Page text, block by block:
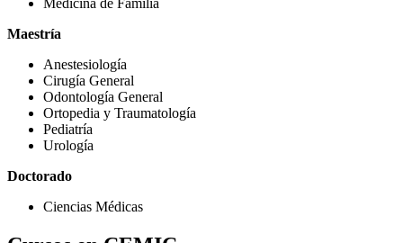
Medicina de Familia
Maestría
Anestesiología
Cirugía General
Odontología General
Ortopedia y Traumatología
Pediatría
Urología
Doctorado
Ciencias Médicas